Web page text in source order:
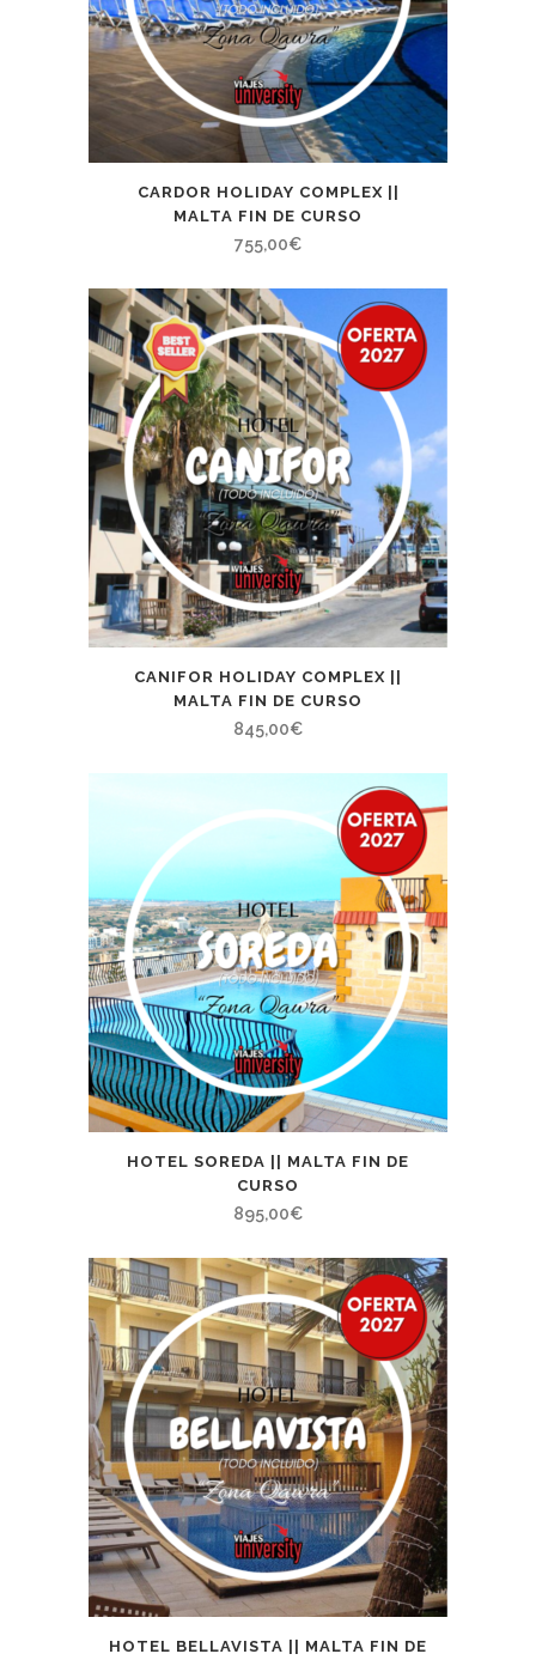
CARDOR HOLIDAY COMPLEX ||
MALTA FIN DE CURSO
755,00€
CANIFOR HOLIDAY COMPLEX ||
MALTA FIN DE CURSO
845,00€
HOTEL SOREDA || MALTA FIN DE
CURSO
895,00€
HOTEL BELLAVISTA || MALTA FIN DE